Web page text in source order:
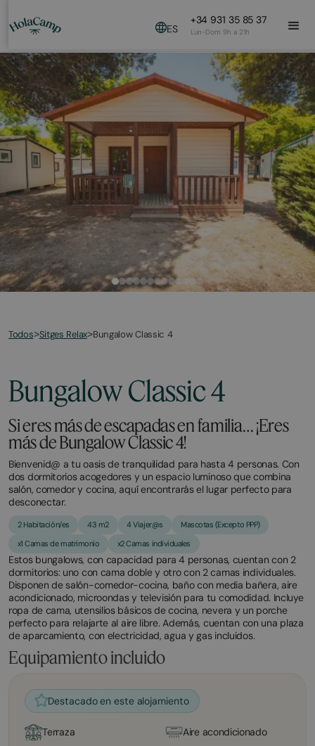
ES
+34 931 35 85 37
Lun-Dom 9h a 21h
Todos>Sitges Relax>Bungalow Classic 4
Bungalow Classic 4
Si eres más de escapadas en familia… ¡Eres
más de Bungalow Classic 4!
Bienvenid@ a tu oasis de tranquilidad para hasta 4 personas. Con
dos dormitorios acogedores y un espacio luminoso que combina
salón, comedor y cocina, aquí encontrarás el lugar perfecto para
desconectar.
2 Habitación/es 43 m2 4 Viajer@s
Mascotas (Excepto PPP)
x1 Camas de matrimonio
x2 Camas individuales
Estos bungalows, con capacidad para 4 personas, cuentan con 2
dormitorios: uno con cama doble y otro con 2 camas individuales.
Disponen de salón-comedor-cocina, baño con media bañera, aire
acondicionado, microondas y televisión para tu comodidad. Incluye
ropa de cama, utensilios básicos de cocina, nevera y un porche
perfecto para relajarte al aire libre. Además, cuentan con una plaza
de aparcamiento, con electricidad, agua y gas incluidos.
Equipamiento incluido
Destacado en este alojamiento
Terraza Aire acondicionado